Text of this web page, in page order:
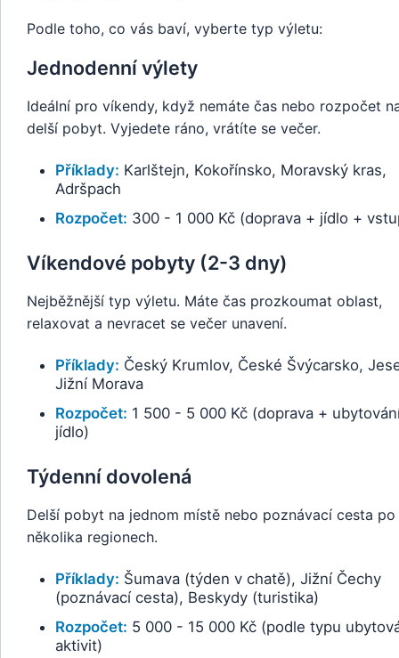
Podle toho, co vás baví, vyberte typ výletu:
Jednodenní výlety
Ideální pro víkendy, když nemáte čas nebo rozpočet
delší pobyt. Vyjedete ráno, vrátíte se večer.
Příklady: Karlštejn, Kokořínsko, Moravský kras,
Adršpach
Rozpočet: 300 - 1 000 Kč (doprava + jídlo +
Víkendové pobyty (2-3 dny)
Nejběžnější typ výletu. Máte čas prozkoumat oblast,
relaxovat a nevracet se večer unavení.
Příklady: Český Krumlov, České Švýcarsko,
Jižní Morava
Rozpočet: 1 500 - 5 000 Kč (doprava +
jídlo)
Týdenní dovolená
Delší pobyt na jednom místě nebo poznávací cesta po
několika regionech.
Příklady: Šumava (týden v chatě), Jižní Čechy
(poznávací cesta), Beskydy (turistika)
Rozpočet: 5 000 - 15 000 Kč (podle typu
aktivit)